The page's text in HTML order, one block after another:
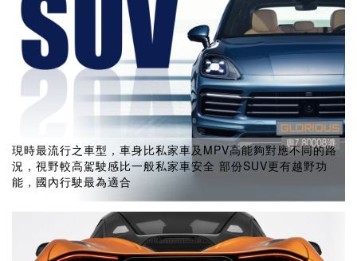
現時最流行之車型，車身比私家車及MPV高能夠對應不同的路
況，視野較高駕駛感比一般私家車安全 部份SUV更有越野功
能，國內行駛最為適合